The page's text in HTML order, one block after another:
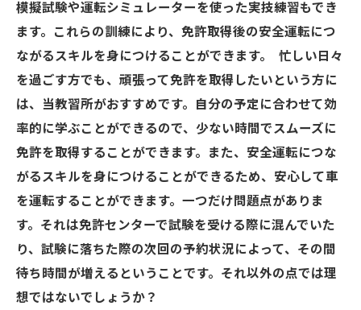
模擬試験や運転シミュレーターを使った実技練習もでき
ます。これらの訓練により、免許取得後の安全運転につ
ながるスキルを身につけることができます。 忙しい日々
を過ごす方でも、頑張って免許を取得したいという方に
は、当教習所がおすすめです。自分の予定に合わせて効
率的に学ぶことができるので、少ない時間でスムーズに
免許を取得することができます。また、安全運転につな
がるスキルを身につけることができるため、安心して車
を運転することができます。一つだけ問題点がありま
す。それは免許センターで試験を受ける際に混んでいた
り、試験に落ちた際の次回の予約状況によって、その間
待ち時間が増えるということです。それ以外の点では理
想ではないでしょうか？